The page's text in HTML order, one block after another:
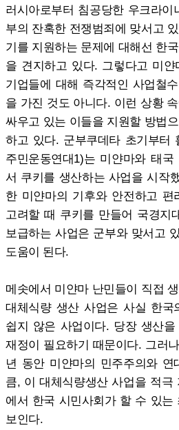
러시아로부터 침공당한 우크라
부의 잔혹한 전쟁범죄에 맞서고
기를 지원하는 문제에 대해선 한
을 견지하고 있다. 그렇다고 미
기업들에 대해 즉각적인 사업철
을 가진 것도 아니다. 이런 상황
싸우고 있는 이들을 지원할 방법
하고 있다. 군부쿠데타 초기부터
주민운동연대1)는 미얀마와 태
서 쿠키를 생산하는 사업을 시작
한 미얀마의 기후와 안전하고 편
고려할 때 쿠키를 만들어 국경지
보급하는 사업은 군부와 맞서고
도움이 된다.
메솟에서 미얀마 난민들이 직접
대체식량 생산 사업은 사실 한국
쉽지 않은 사업이다. 당장 생산
재정이 필요하기 때문이다. 그러
년 동안 미얀마의 민주주의와
큼, 이 대체식량생산 사업을 적극
에서 한국 시민사회가 할 수 있는
보인다.